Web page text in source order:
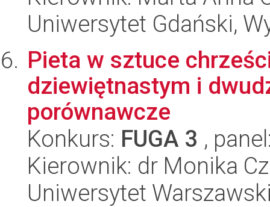
Uniwersytet Gdański,
Pieta w sztuce
dziewiętnastym i
porównawcze
Konkurs: FUGA 3 ,
Kierownik: dr Monika
Uniwersytet